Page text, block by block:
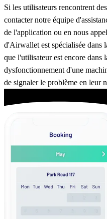
Si les utilisateurs rencontrent
contacter notre équipe
de l'application ou en nous
d'Airwallet est spécialisée dans
que l'utilisateur est encore dans
dysfonctionnement d'une
de signaler le problème en leur